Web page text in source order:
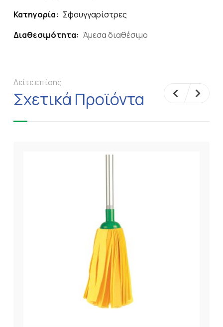
Κατηγορία: Σφουγγαρίστρες
Διαθεσιμότητα: Άμεσα διαθέσιμο
Δείτε επίσης
Σχετικά Προϊόντα